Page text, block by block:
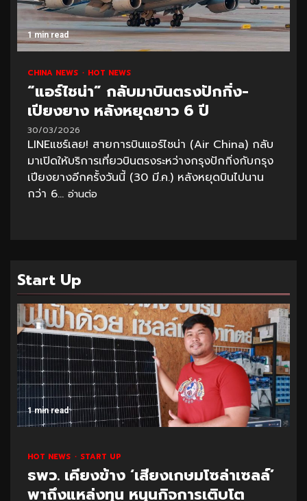
1 min read
CHINA NEWS HOT NEWS
“แอร์ไชน่า” กลับมาบินตรงปักกิ่ง-
เปียงยาง หลังหยุดยาว 6 ปี
30/03/2026
LINEแชร์เลย! สายการบินแอร์ไชน่า (Air China) กลับ
มาเปิดให้บริการเที่ยวบินตรงระหว่างกรุงปักกิ่งกับกรุง
เปียงยางอีกครั้งวันนี้ (30 มี.ค.) หลังหยุดบินไปนาน
กว่า 6... อ่านต่อ
Start Up
1 min read
HOT NEWS START UP
ธพว. เคียงข้าง ‘เสียงเกษมโซล่าเซลล์’
พาถึงแหล่งทุน หนุนกิจการเติบโต